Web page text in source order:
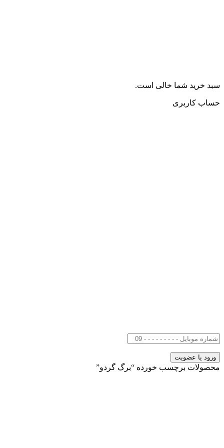
سبد خرید شما خالی است.
حساب کاربری
محصولات برچسب خورده “برگ گردو”